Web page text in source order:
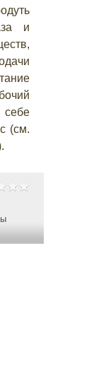
и
(см.